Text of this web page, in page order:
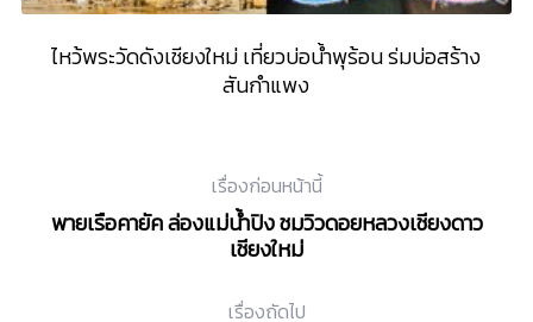
ไหว้พระวัดดังเชียงใหม่ เที่ยวบ่อน้ำพุร้อน ร่มบ่อสร้าง
สันกำแพง
เรื่องก่อนหน้านี้
พายเรือคายัค ล่องแม่น้ำปิง ชมวิวดอยหลวงเชียงดาว
เชียงใหม่
เรื่องถัดไป